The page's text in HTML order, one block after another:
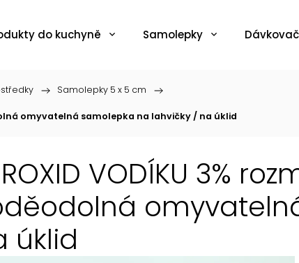
do kuchyně Samolepky
/ Samolepky 5 x 5 cm /
omyvatelná samolepka na lahvičky / na úklid
VODÍKU 3%
úklid